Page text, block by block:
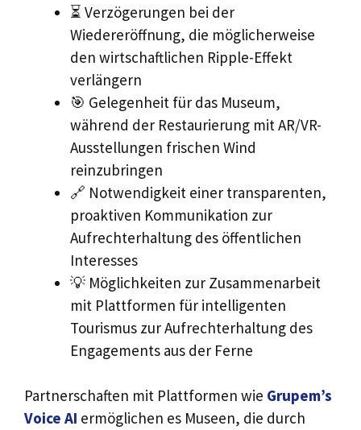
⏳ Verzögerungen bei der
Wiedereröffnung, die möglicherweise
den wirtschaftlichen Ripple-Effekt
verlängern
🎯 Gelegenheit für das Museum,
während der Restaurierung mit AR/VR-
Ausstellungen frischen Wind
reinzubringen
🔗 Notwendigkeit einer transparenten,
proaktiven Kommunikation zur
Aufrechterhaltung des öffentlichen
Interesses
💡 Möglichkeiten zur Zusammenarbeit
mit Plattformen für intelligenten
Tourismus zur Aufrechterhaltung des
Engagements aus der Ferne
Partnerschaften mit Plattformen wie Grupem’s
Voice AI ermöglichen es Museen, die durch